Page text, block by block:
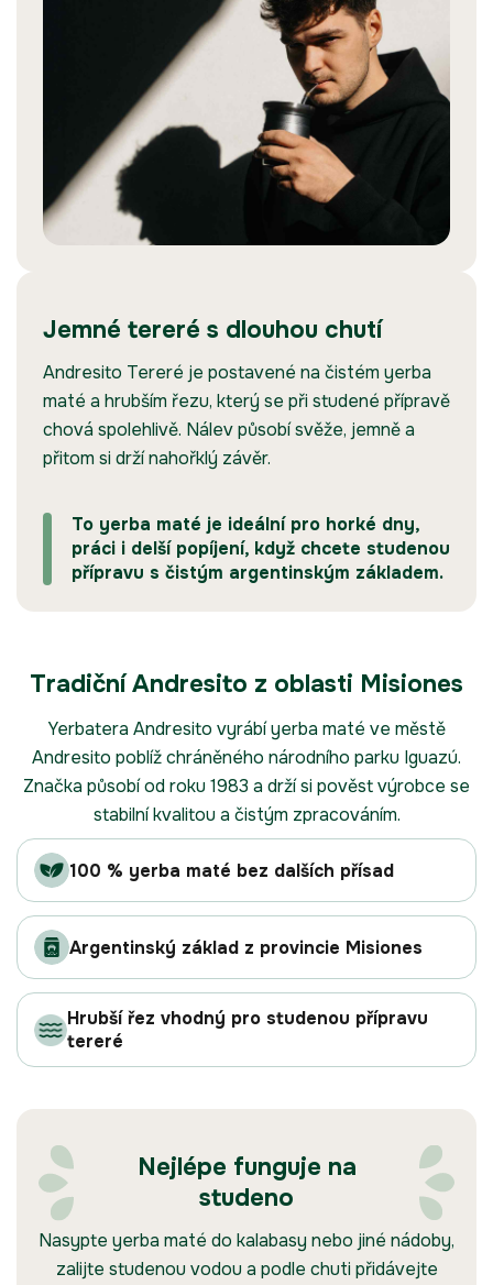
Jemné tereré s dlouhou chutí
Andresito Tereré je postavené na čistém yerba
maté a hrubším řezu, který se při studené přípravě
chová spolehlivě. Nálev působí svěže, jemně a
přitom si drží nahořklý závěr.
To yerba maté je ideální pro horké dny,
práci i delší popíjení, když chcete studenou
přípravu s čistým argentinským základem.
Tradiční Andresito z oblasti Misiones
Yerbatera Andresito vyrábí yerba maté ve městě
Andresito poblíž chráněného národního parku Iguazú.
Značka působí od roku 1983 a drží si pověst výrobce se
stabilní kvalitou a čistým zpracováním.
100 % yerba maté bez dalších přísad
Argentinský základ z provincie Misiones
Hrubší řez vhodný pro studenou přípravu
tereré
Nejlépe funguje na
studeno
Nasypte yerba maté do kalabasy nebo jiné nádoby,
zalijte studenou vodou a podle chuti přidávejte